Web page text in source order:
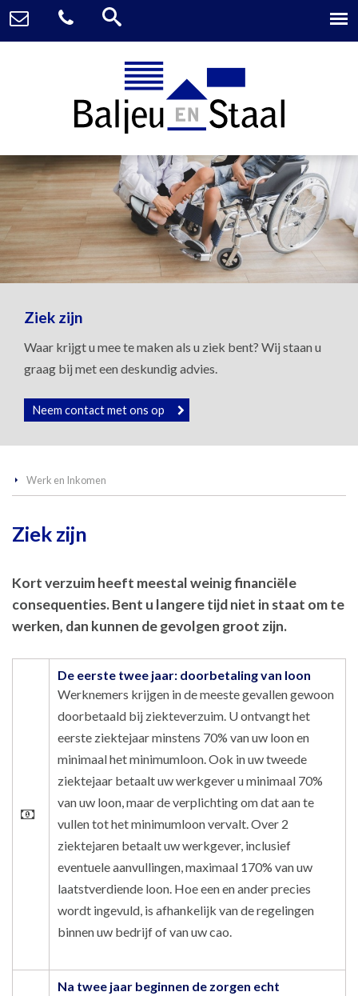
Ziek zijn
Waar krijgt u mee te maken als u ziek bent? Wij staan u
graag bij met een deskundig advies.
Neem contact met ons op
Werk en Inkomen
Ziek zijn
Kort verzuim heeft meestal weinig financiële
consequenties. Bent u langere tijd niet in staat om te
werken, dan kunnen de gevolgen groot zijn.
De eerste twee jaar: doorbetaling van loon
Werknemers krijgen in de meeste gevallen gewoon
doorbetaald bij ziekteverzuim. U ontvangt het
eerste ziektejaar minstens 70% van uw loon en
minimaal het minimumloon. Ook in uw tweede
ziektejaar betaalt uw werkgever u minimaal 70%
van uw loon, maar de verplichting om dat aan te
vullen tot het minimumloon vervalt. Over 2
ziektejaren betaalt uw werkgever, inclusief
eventuele aanvullingen, maximaal 170% van uw
laatstverdiende loon. Hoe een en ander precies
wordt ingevuld, is afhankelijk van de regelingen
binnen uw bedrijf of van uw cao.
Na twee jaar beginnen de zorgen echt